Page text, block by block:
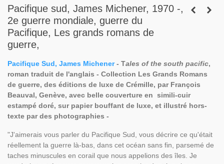
Pacifique sud, James Michener, 1970 -,
2e guerre mondiale, guerre du
Pacifique, Les grands romans de
guerre,
Pacifique Sud, James Michener- Tales of the south pacific,
roman traduit de l'anglais - Collection Les Grands Romans
de guerre, des éditions de luxe de Crémille, par François
Beauval, Genève, avec belle couverture en simili-cuir
estampé doré, sur papier bouffant de luxe, et illustré hors-
texte par des photographies -
"J'aimerais vous parler du Pacifique Sud, vous décrire ce qu'était
réellement la guerre là-bas, dans cet océan sans fin, parsemé de
taches minuscules en corail que nous appelions des îles. Je